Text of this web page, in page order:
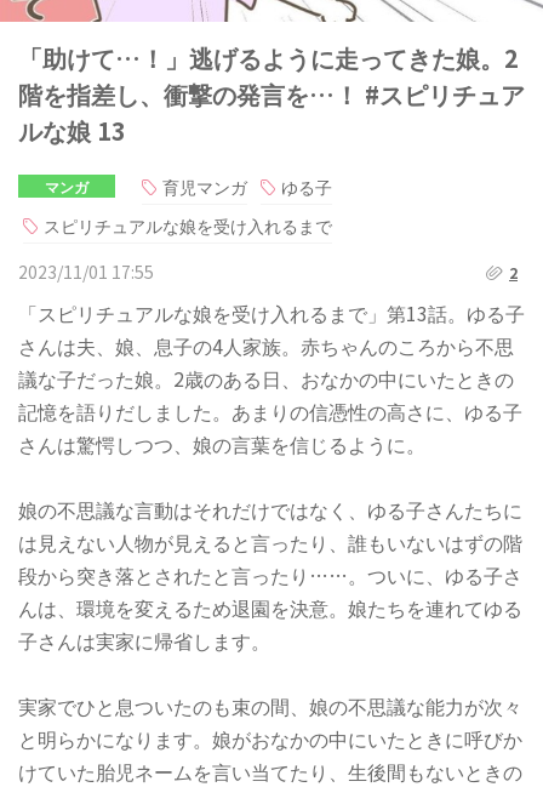
「助けて…！」逃げるように走ってきた娘。2
階を指差し、衝撃の発言を…！ #スピリチュア
ルな娘 13
マンガ 育児マンガ
ゆる子
スピリチュアルな娘を受け入れるまで
2023/11/01 17:55
2
「スピリチュアルな娘を受け入れるまで」第13話。ゆる子
さんは夫、娘、息子の4人家族。赤ちゃんのころから不思
議な子だった娘。2歳のある日、おなかの中にいたときの
記憶を語りだしました。あまりの信憑性の高さに、ゆる子
さんは驚愕しつつ、娘の言葉を信じるように。
娘の不思議な言動はそれだけではなく、ゆる子さんたちに
は見えない人物が見えると言ったり、誰もいないはずの階
段から突き落とされたと言ったり……。ついに、ゆる子さ
んは、環境を変えるため退園を決意。娘たちを連れてゆる
子さんは実家に帰省します。
実家でひと息ついたのも束の間、娘の不思議な能力が次々
と明らかになります。娘がおなかの中にいたときに呼びか
けていた胎児ネームを言い当てたり、生後間もないときの